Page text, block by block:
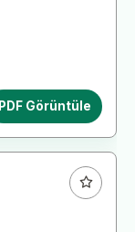
PDF Görüntüle